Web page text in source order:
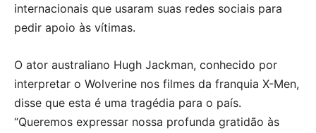
internacionais que usaram suas redes sociais para
pedir apoio às vítimas.
O ator australiano Hugh Jackman, conhecido por
interpretar o Wolverine nos filmes da franquia X-Men,
disse que esta é uma tragédia para o país.
“Queremos expressar nossa profunda gratidão às